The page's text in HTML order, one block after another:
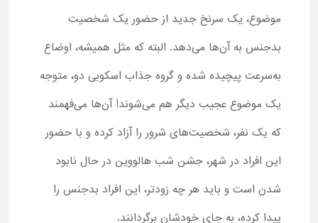
موضوع، یک سرنخ جدید از حضور یک شخصیت
بدجنس به آن‌ها می‌دهد. البته که مثل همیشه، اوضاع
به‌سرعت پیچیده شده و گروه جذاب اسکوبی دو، متوجه
یک موضوع عجیب دیگر هم می‌شوند! آن‌ها می‌فهمند
که یک نفر، شخصیت‌های شرور را آزاد کرده و با حضور
این افراد در شهر، جشن شب هالووین در حال نابود
شدن است و باید هر چه زودتر، این افراد بدجنس را
پیدا کرده، به جای خودشان برگردانند.